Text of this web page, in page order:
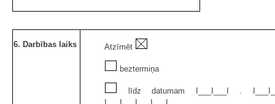
6. Darbības laiks Atzīmēt
beztermiņa
līdz datumam I___I___I .